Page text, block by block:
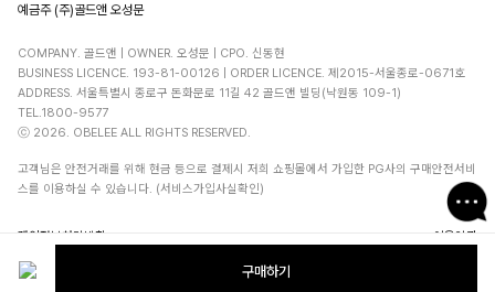
구매하기
예금주 (주)골드앤 오성문
COMPANY. 골드앤 | OWNER. 오성문 | CPO. 신동현
BUSINESS LICENCE. 193-81-00126 | ORDER LICENCE. 제2015-서울종로-0671호
ADDRESS. 서울특별시 종로구 돈화문로 11길 42 골드앤 빌딩(낙원동 109-1)
TEL.1800-9577
ⓒ 2026. OBELEE ALL RIGHTS RESERVED.
고객님은 안전거래를 위해 현금 등으로 결제시 저희 쇼핑몰에서 가입한 PG사의 구매안전서비
스를 이용하실 수 있습니다. (서비스가입사실확인)
개인정보처리방침 이용약관